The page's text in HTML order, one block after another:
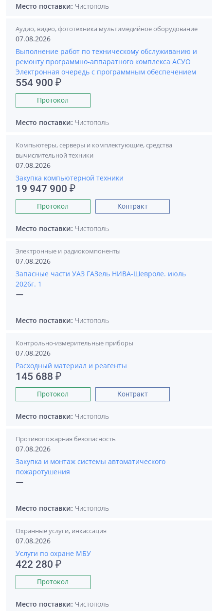
Место поставки: Чистополь
Аудио, видео, фототехника мультимедийное оборудование
07.08.2026
Выполнение работ по техническому обслуживанию и
ремонту программно-аппаратного комплекса АСУО
Электронная очередь с программным обеспечением
554 900 ₽
Протокол
Место поставки: Чистополь
Компьютеры, серверы и комплектующие, средства
вычислительной техники
07.08.2026
Закупка компьютерной техники
19 947 900 ₽
Протокол Контракт
Место поставки: Чистополь
Электронные и радиокомпоненты
07.08.2026
Запасные части УАЗ ГАЗель НИВА-Шевроле. июль
2026г. 1
—
Место поставки: Чистополь
Контрольно-измерительные приборы
07.08.2026
Расходный материал и реагенты
145 688 ₽
Протокол Контракт
Место поставки: Чистополь
Противопожарная безопасность
07.08.2026
Закупка и монтаж системы автоматического
пожаротушения
—
Место поставки: Чистополь
Охранные услуги, инкассация
07.08.2026
Услуги по охране МБУ
422 280 ₽
Протокол
Место поставки: Чистополь